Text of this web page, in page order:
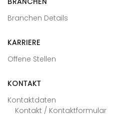
Branchen Details
KARRIERE
Offene Stellen
KONTAKT
Kontaktdaten
Kontakt / Kontaktformular